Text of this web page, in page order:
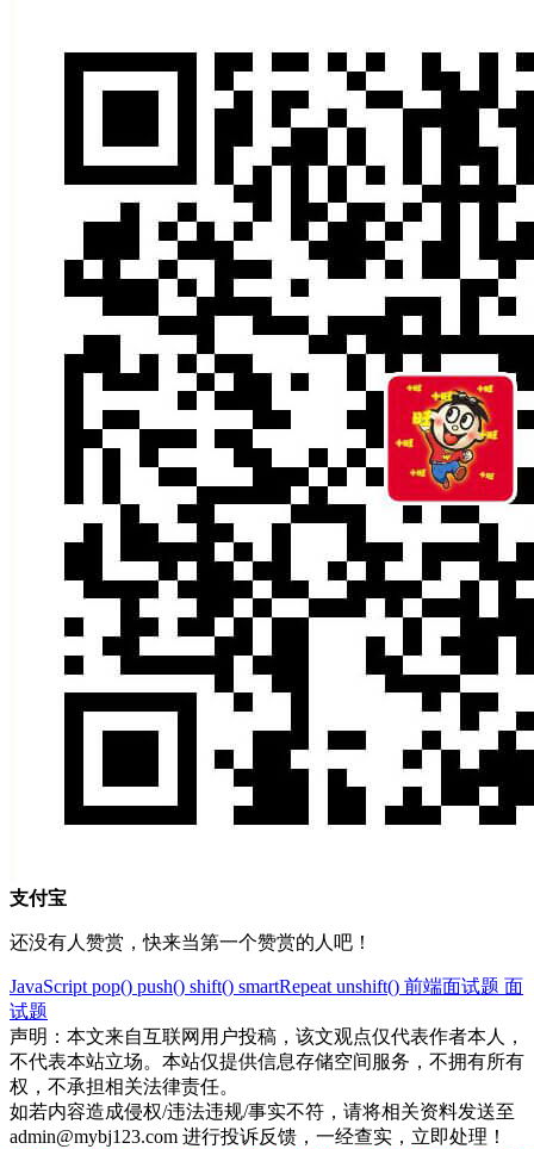
支付宝
还没有人赞赏，快来当第一个赞赏的人吧！
JavaScript pop() push() shift() smartRepeat unshift() 前端面试题 面
试题
声明：本文来自互联网用户投稿，该文观点仅代表作者本人，
不代表本站立场。本站仅提供信息存储空间服务，不拥有所有
权，不承担相关法律责任。
如若内容造成侵权/违法违规/事实不符，请将相关资料发送至
admin@mybj123.com 进行投诉反馈，一经查实，立即处理！